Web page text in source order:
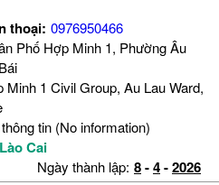
thoại: 0976950466
Phố Hợp Minh 1, Phường Âu
Minh 1 Civil Group, Au Lau Ward,
tin (No information)
Cai
Ngày thành lập: 8-4-2026